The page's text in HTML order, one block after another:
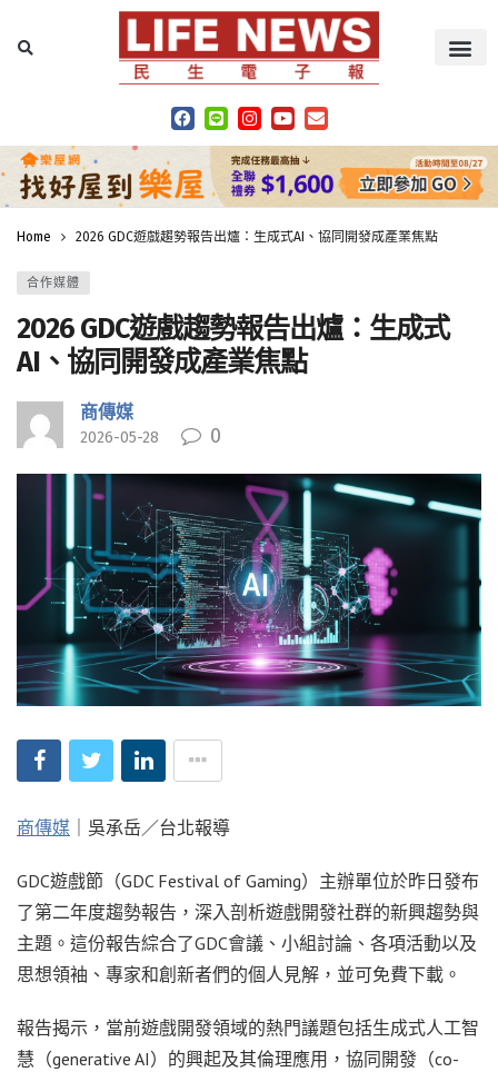
Home 2026 GDC遊戲趨勢報告出爐：生成式AI、協同開發成產業焦點
合作媒體
2026 GDC遊戲趨勢報告出爐：生成式
AI、協同開發成產業焦點
商傳媒
2026-05-28 0
商傳媒 ｜吳承岳／台北報導
GDC遊戲節（GDC Festival of Gaming）主辦單位於昨日發布
了第二年度趨勢報告，深入剖析遊戲開發社群的新興趨勢與
主題。這份報告綜合了GDC會議、小組討論、各項活動以及
思想領袖、專家和創新者們的個人見解，並可免費下載。
報告揭示，當前遊戲開發領域的熱門議題包括生成式人工智
慧（generative AI）的興起及其倫理應用，協同開發（co-